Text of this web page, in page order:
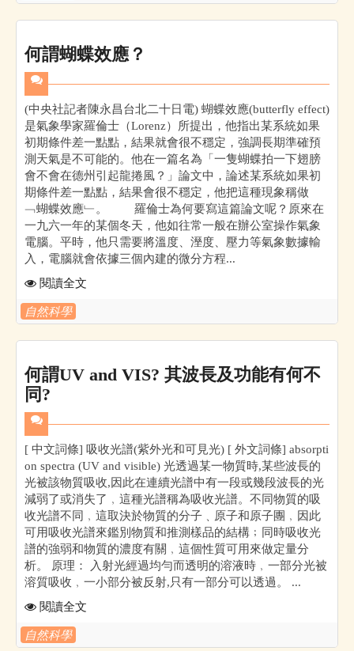
何謂蝴蝶效應？
(中央社記者陳永昌台北二十日電) 蝴蝶效應(butterfly effect)
是氣象學家羅倫士（Lorenz）所提出，他指出某系統如果
初期條件差一點點，結果就會很不穩定，強調長期準確預
測天氣是不可能的。他在一篇名為「一隻蝴蝶拍一下翅膀
會不會在德州引起龍捲風？」論文中，論述某系統如果初
期條件差一點點，結果會很不穩定，他把這種現象稱做
﹁蝴蝶效應﹂。 羅倫士為何要寫這篇論文呢？原來在
一九六一年的某個冬天，他如往常一般在辦公室操作氣象
電腦。平時，他只需要將溫度、溼度、壓力等氣象數據輸
入，電腦就會依據三個內建的微分方程...
閱讀全文
自然科學
何謂UV and VIS? 其波長及功能有何不
同?
[ 中文詞條] 吸收光譜(紫外光和可見光) [ 外文詞條] absorpti
on spectra (UV and visible) 光透過某一物質時,某些波長的
光被該物質吸收,因此在連續光譜中有一段或幾段波長的光
減弱了或消失了﹐這種光譜稱為吸收光譜。不同物質的吸
收光譜不同﹐這取決於物質的分子﹑原子和原子團﹐因此
可用吸收光譜來鑑別物質和推測樣品的結構﹔同時吸收光
譜的強弱和物質的濃度有關﹐這個性質可用來做定量分
析。 原理： 入射光經過均勻而透明的溶液時﹐一部分光被
溶質吸收﹐一小部分被反射,只有一部分可以透過。 ...
閱讀全文
自然科學